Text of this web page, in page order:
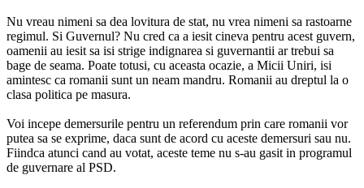
Nu vreau nimeni sa dea lovitura de stat, nu vrea nimeni sa rastoarne
regimul. Si Guvernul? Nu cred ca a iesit cineva pentru acest guvern,
oamenii au iesit sa isi strige indignarea si guvernantii ar trebui sa
bage de seama. Poate totusi, cu aceasta ocazie, a Micii Uniri, isi
amintesc ca romanii sunt un neam mandru. Romanii au dreptul la o
clasa politica pe masura.
Voi incepe demersurile pentru un referendum prin care romanii vor
putea sa se exprime, daca sunt de acord cu aceste demersuri sau nu.
Fiindca atunci cand au votat, aceste teme nu s-au gasit in programul
de guvernare al PSD.